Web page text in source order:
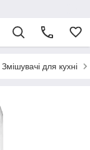
Змішувачі для кухні